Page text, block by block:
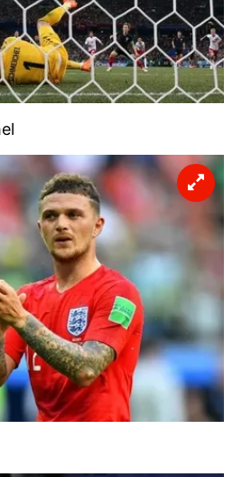
Korunması Kanunu uyarınca
Metnimizi okumak ve sitemizde
kullanılan çerezlerle ilgili bilgi
.